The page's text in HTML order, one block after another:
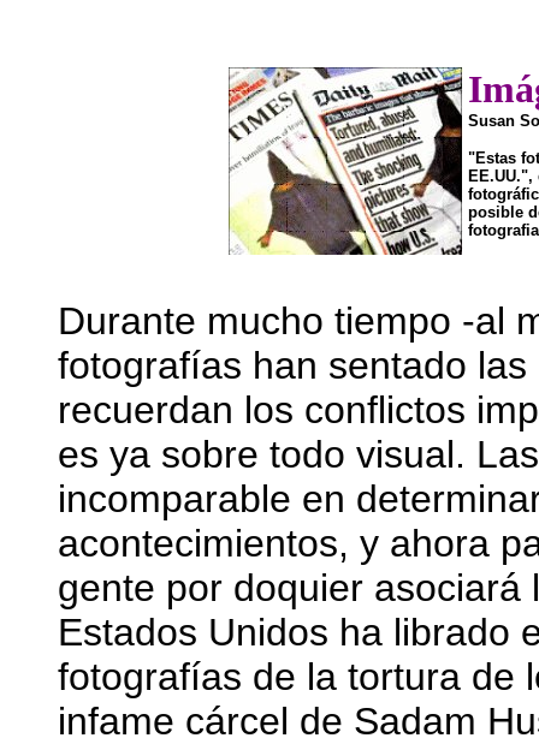
Susan
"Estas
posible
Durante mucho tiempo -al
fotografías han sentado
recuerdan los conflictos
es ya sobre todo visual.
incomparable en
acontecimientos, y ahora
gente por doquier
Estados Unidos ha librado
fotografías de la tortura de
infame cárcel de Sadam